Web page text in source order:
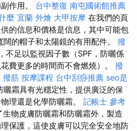
作用。 台中整復 南屯國術館推薦
麼 宜蘭 外燴 大甲按摩 在我們的頁
的信息和價格是信息，其中可能包
的帽子和太陽鏡的有用配件。 撥
不足以監視因子數（SPF，防曬係
費更多的時間而不會燃燒）。 撥
撥筋 按摩課程 台中刮痧推薦 seo是
曬霜具有光穩定性，提供廣泛的保
理還是化學防曬霜。 記帳士 參考
生物皮膚防曬霜和防曬霜外，製造
保護，這使皮膚可以完全安全地防